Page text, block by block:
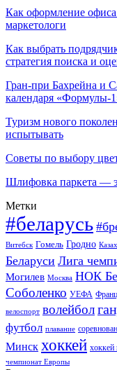
Как оформление
маркетологи
Как выбрать
стратегия поиска и
Гран-при Бахрейна и
календаря «Формулы-
Туризм нового
испытывать
Советы по выбору
Шлифовка паркета —
Метки
#беларусь
Витебск Гомель Гродно
Беларуси Лига
Могилев Москва НОК
Соболенко УЕФА
велоспорт волейбол
футбол плавание
Минск хоккей хоккей
чемпионат Европы